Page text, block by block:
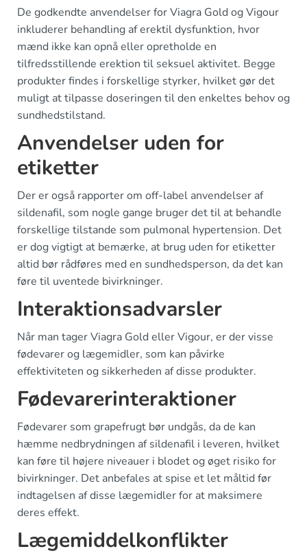
De godkendte anvendelser for Viagra Gold og Vigour
inkluderer behandling af erektil dysfunktion, hvor
mænd ikke kan opnå eller opretholde en
tilfredsstillende erektion til seksuel aktivitet. Begge
produkter findes i forskellige styrker, hvilket gør det
muligt at tilpasse doseringen til den enkeltes behov og
sundhedstilstand.
Anvendelser uden for
etiketter
Der er også rapporter om off-label anvendelser af
sildenafil, som nogle gange bruger det til at behandle
forskellige tilstande som pulmonal hypertension. Det
er dog vigtigt at bemærke, at brug uden for etiketter
altid bør rådføres med en sundhedsperson, da det kan
føre til uventede bivirkninger.
Interaktionsadvarsler
Når man tager Viagra Gold eller Vigour, er der visse
fødevarer og lægemidler, som kan påvirke
effektiviteten og sikkerheden af disse produkter.
Fødevarerinteraktioner
Fødevarer som grapefrugt bør undgås, da de kan
hæmme nedbrydningen af sildenafil i leveren, hvilket
kan føre til højere niveauer i blodet og øget risiko for
bivirkninger. Det anbefales at spise et let måltid før
indtagelsen af disse lægemidler for at maksimere
deres effekt.
Lægemiddelkonflikter